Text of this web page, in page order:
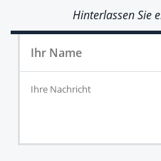
Hinterlassen Sie